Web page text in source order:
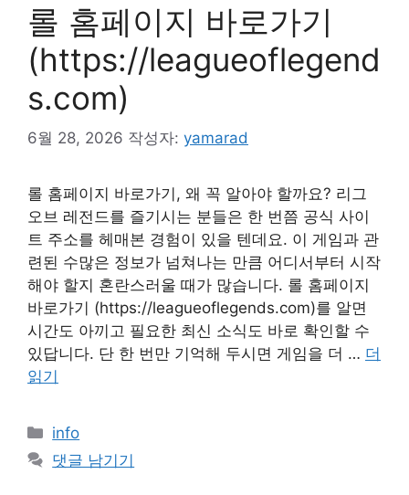
롤 홈페이지 바로가기
(https://leagueoflegend
s.com)
6월 28, 2026 작성자: yamarad
롤 홈페이지 바로가기, 왜 꼭 알아야 할까요? 리그
오브 레전드를 즐기시는 분들은 한 번쯤 공식 사이
트 주소를 헤매본 경험이 있을 텐데요. 이 게임과 관
련된 수많은 정보가 넘쳐나는 만큼 어디서부터 시작
해야 할지 혼란스러울 때가 많습니다. 롤 홈페이지
바로가기 (https://leagueoflegends.com)를 알면
시간도 아끼고 필요한 최신 소식도 바로 확인할 수
있답니다. 단 한 번만 기억해 두시면 게임을 더 … 더
읽기
카
테
info
댓글 남기기